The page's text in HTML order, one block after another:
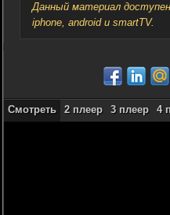
Данный материал
iphone, android и smartTV.
Смотреть 2 плеер 3 плеер 4